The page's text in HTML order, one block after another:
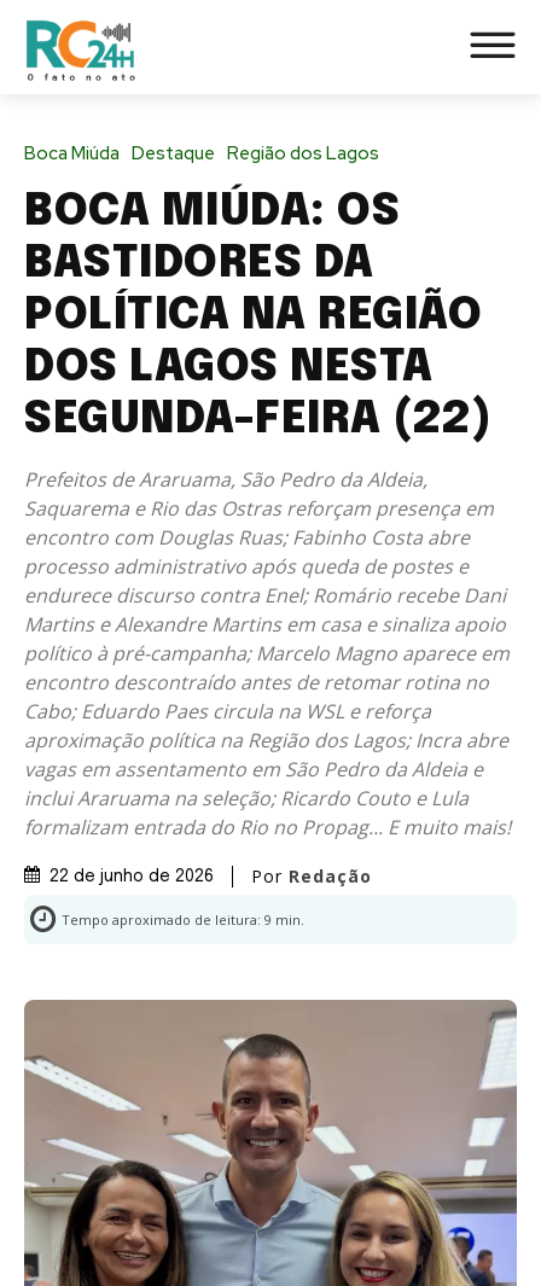
Boca Miúda Destaque Região dos Lagos
BOCA MIÚDA: OS
BASTIDORES DA
POLÍTICA NA REGIÃO
DOS LAGOS NESTA
SEGUNDA-FEIRA (22)
Prefeitos de Araruama, São Pedro da Aldeia,
Saquarema e Rio das Ostras reforçam presença em
encontro com Douglas Ruas; Fabinho Costa abre
processo administrativo após queda de postes e
endurece discurso contra Enel; Romário recebe Dani
Martins e Alexandre Martins em casa e sinaliza apoio
político à pré-campanha; Marcelo Magno aparece em
encontro descontraído antes de retomar rotina no
Cabo; Eduardo Paes circula na WSL e reforça
aproximação política na Região dos Lagos; Incra abre
vagas em assentamento em São Pedro da Aldeia e
inclui Araruama na seleção; Ricardo Couto e Lula
formalizam entrada do Rio no Propag... E muito mais!
22 de junho de 2026 Por Redação
Tempo aproximado de leitura: 9 min.